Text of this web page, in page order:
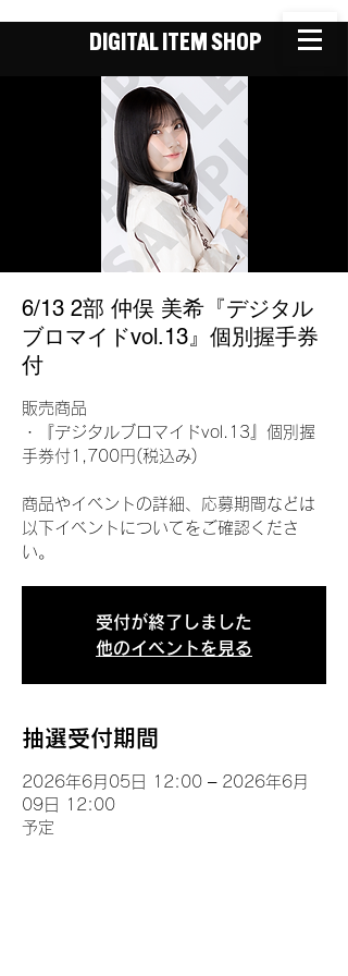
DIGITAL ITEM SHOP
6/13 2部 仲俣 美希『デジタル
ブロマイドvol.13』個別握手券
付
販売商品
・『デジタルブロマイドvol.13』個別握
手券付1,700円(税込み)
商品やイベントの詳細、応募期間などは
以下イベントについてをご確認くださ
い。
受付が終了しました
他のイベントを見る
抽選受付期間
2026年6月05日 12:00 – 2026年6月
09日 12:00
予定